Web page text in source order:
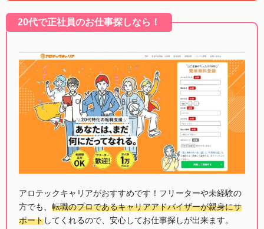
20代で正社員のお仕事探しなら！
アロテックキャリアがおすすめです！フリーターや未経験の
方でも、 転職のプロであるキャリアアドバイザーが親身にサ
ポートしてくれるので、安心してお仕事探しが出来ます。